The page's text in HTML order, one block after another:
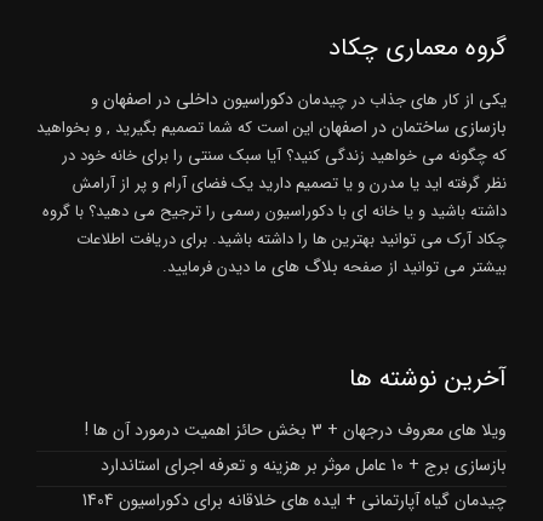
گروه معماری چکاد
یکی از کار های جذاب در چیدماندکوراسیون داخلی در اصفهانو
بازسازی ساختمان در اصفهان این است که شما تصمیم بگیرید , و بخواهید
که چگونه می خواهید زندگی کنید؟ آیا سبک سنتی را برای خانه خود در
نظر گرفته اید یا مدرن و یا تصمیم دارید یک فضای آرام و پر از آرامش
داشته باشید و یا خانه ای با دکوراسیون رسمی را ترجیح می دهید؟ با گروه
چکاد آرک می توانید بهترین ها را داشته باشید. برای دریافت اطلاعات
بیشتر می توانید از صفحه بلاگ های ما دیدن فرمایید.
آخرین نوشته ها
ویلا های معروف درجهان + 3 بخش حائز اهمیت درمورد آن ها !
بازسازی برج + 10 عامل موثر بر هزینه و تعرفه اجرای استاندارد
چیدمان گیاه آپارتمانی + ایده های خلاقانه برای دکوراسیون 1404